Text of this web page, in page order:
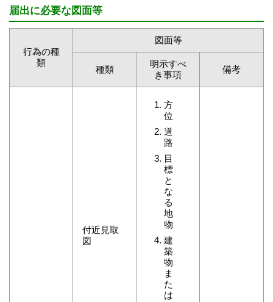
届出に必要な図面等
行為の種
類
図面等
種類
明示すべ
き事項
備考
付近見取
図
方
位
道
路
目
標
と
な
る
地
物
建
築
物
ま
た
は